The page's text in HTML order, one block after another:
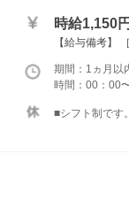
時給1,150
【給与備考】
期間：1ヵ月
時間：00：00
■シフト制です